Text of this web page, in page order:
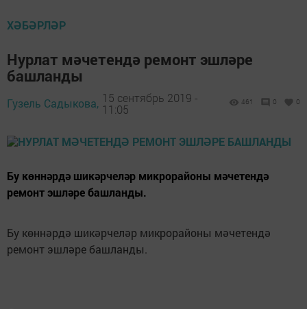
ХӘБӘРЛӘР
Нурлат мәчетендә ремонт эшләре
башланды
Гузель Садыкова, 15 сентябрь 2019 -
11:05
461 0 0
Бу көннәрдә шикәрчеләр микрорайоны мәчетендә
ремонт эшләре башланды.
Бу көннәрдә шикәрчеләр микрорайоны мәчетендә
ремонт эшләре башланды.